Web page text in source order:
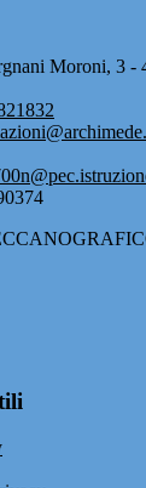
Moroni, 3 -